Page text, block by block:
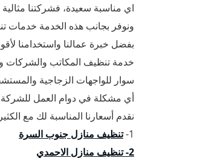
اي مناسبة سعيدة، فشركتنا
ونوفر بجانب هذه الخدمة خدمات
بفضل خبرة عمالنا واستخدامنا
خدمة تنظيف المكاتب والشركات
سوار للواجهات الزجاجية
أي مشكلة في دوام العمل
نقدم أسعارنا المناسبة لك مع
1- تنظيف منازل جنوب السرة
2- تنظيف منازل الاحمدي